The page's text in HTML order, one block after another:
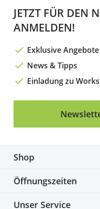
JETZT FÜR DEN
ANMELDEN!
Exklusive Angebote
News & Tipps
Einladung zu
Shop
Biketime GmbH
Alter Flughafen 7a
Öffnungszeiten
Unser Service